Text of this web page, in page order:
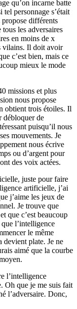
qu’on incarne batte
personnage s’était
différents
les adversaires
en moins de x
vilains. Il doit avoir
c’est bien, mais ce
mieux le mode
missions et plus
nous propose
obtient trois étoiles. Il
débloquer de
puisqu’il nous
mouvements. Je
nous écrive
ou d’argent pour
des voix actées.
juste pour faire
artificielle, j’ai
j’aime les jeux de
Je trouve que
que c’est beaucoup
l’intelligence
le même
plate. Je ne
aimé que la courbe
l’intelligence
Oh que je me suis fait
l’adversaire. Donc,